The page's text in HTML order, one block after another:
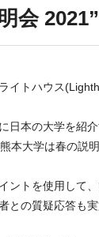
会
イトハウス
本の大学を紹
本大学は春の説
トを使用して
の質疑応答も